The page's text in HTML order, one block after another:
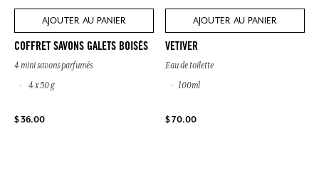
AJOUTER AU PANIER
COFFRET SAVONS GALETS BOISÉS
4 mini savons parfumés
4 x 50 g
$ 36.00
AJOUTER AU PANIER
VETIVER
Eau de toilette
100ml
$ 70.00